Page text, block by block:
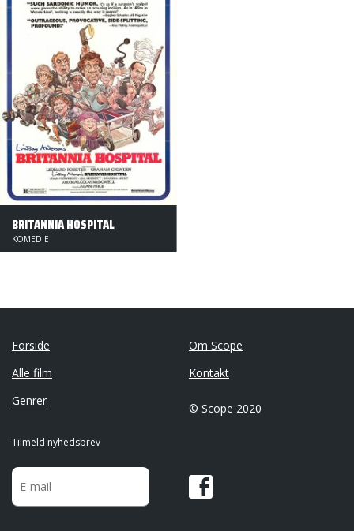
BRITANNIA HOSPITAL
KOMEDIE
Forside
Alle film
Genrer
Om Scope
Kontakt
© Scope 2020
Tilmeld nyhedsbrev